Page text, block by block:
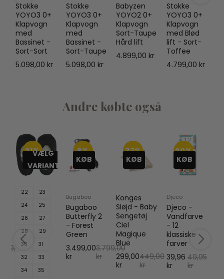
Stokke
YOYO3 0+
Klapvogn
med
Bassinet -
Sort-Sort
5.098,00 kr
Stokke
YOYO3 0+
Klapvogn
med
Bassinet -
Sort-Taupe
5.098,00 kr
Babyzen
YOYO2 0+
Klapvogn
Sort-Taupe
Hård lift
4.899,00 kr
Stokke
YOYO3 0+
Klapvogn
med Blød
lift - Sort-
Toffee
4.799,00 kr
Andre købte også
21%VÆLG
VARIANT
22
23
24
25
26
27
28
29
30
31
32
33
34
35
8%
KØB
Bugaboo
Bugaboo
Butterfly 2
- Forest
Green
3.499,00
kr
3.799,00
kr
33%
KØB
Konges
Sløjd - Baby
Sengetøj
Ciel
Magique
Blue
299,00
kr
449,00
kr
20%
KØB
Djeco
Djeco -
Vandfarve
- 12
klassiske
farver
39,96
kr
49,95
kr